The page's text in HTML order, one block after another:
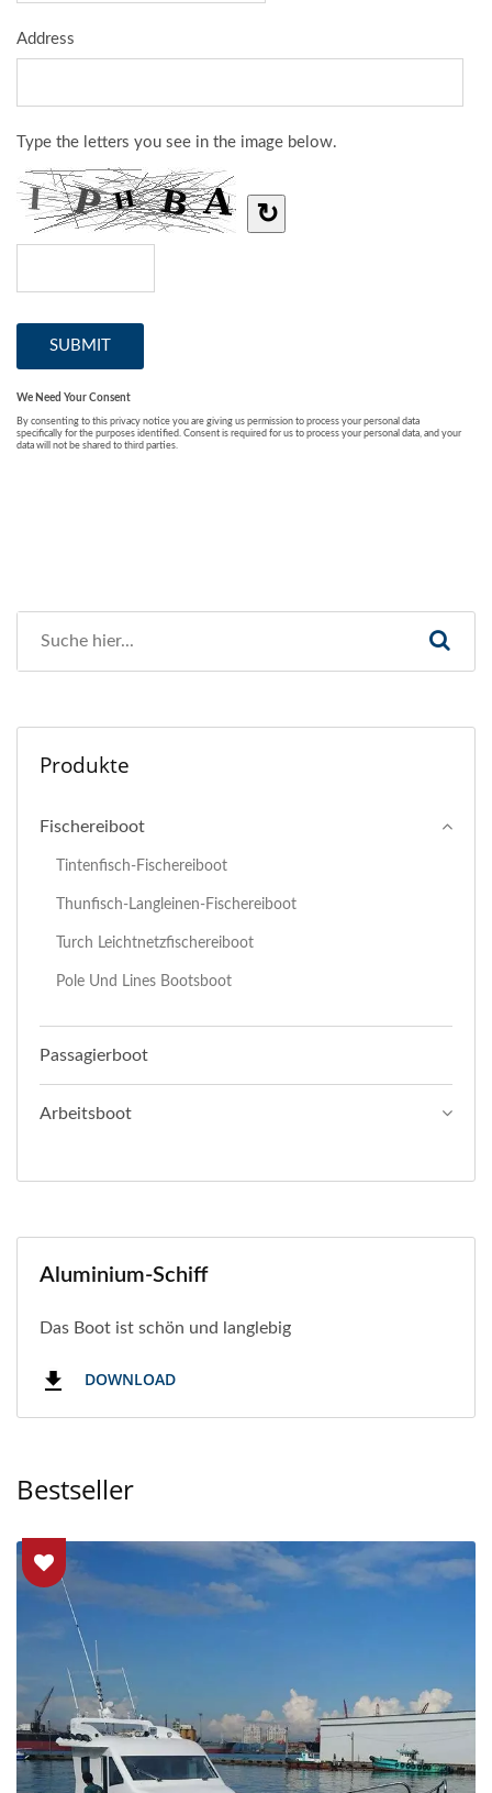
Produkte
Fischereiboot
Tintenfisch-Fischereiboot
Thunfisch-Langleinen-Fischereiboot
Turch Leichtnetzfischereiboot
Pole Und Lines Bootsboot
Passagierboot
Arbeitsboot
Aluminium-Schiff
Das Boot ist schön und langlebig
DOWNLOAD
Bestseller